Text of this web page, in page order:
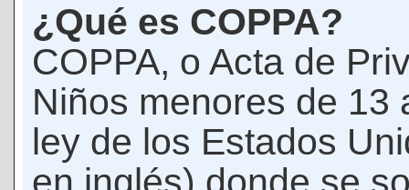
¿Qué es COPPA?
COPPA, o Acta de
Niños menores de 13
ley de los Estados